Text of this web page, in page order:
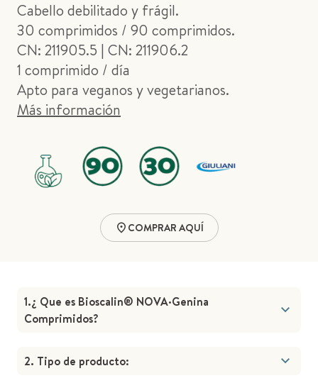
Cabello debilitado y frágil.
30 comprimidos / 90 comprimidos.
CN: 211905.5 | CN: 211906.2
1 comprimido / día
Apto para veganos y vegetarianos.
Más información
COMPRAR AQUÍ
1.¿ Que es Bioscalin® NOVA·Genina
Comprimidos?
2. Tipo de producto: